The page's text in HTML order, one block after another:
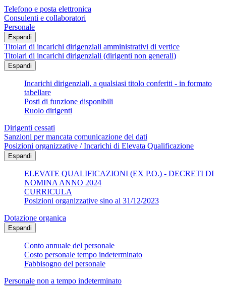
Telefono e posta elettronica
Consulenti e collaboratori
Personale
Espandi
Titolari di incarichi dirigenziali amministrativi di vertice
Titolari di incarichi dirigenziali (dirigenti non generali)
Espandi
Incarichi dirigenziali, a qualsiasi titolo conferiti - in formato
tabellare
Posti di funzione disponibili
Ruolo dirigenti
Dirigenti cessati
Sanzioni per mancata comunicazione dei dati
Posizioni organizzative / Incarichi di Elevata Qualificazione
Espandi
ELEVATE QUALIFICAZIONI (EX P.O.) - DECRETI DI
NOMINA ANNO 2024
CURRICULA
Posizioni organizzative sino al 31/12/2023
Dotazione organica
Espandi
Conto annuale del personale
Costo personale tempo indeterminato
Fabbisogno del personale
Personale non a tempo indeterminato